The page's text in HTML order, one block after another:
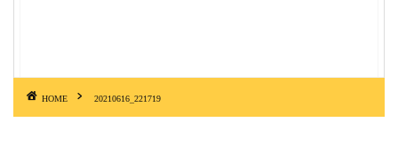
HOME 20210616_221719